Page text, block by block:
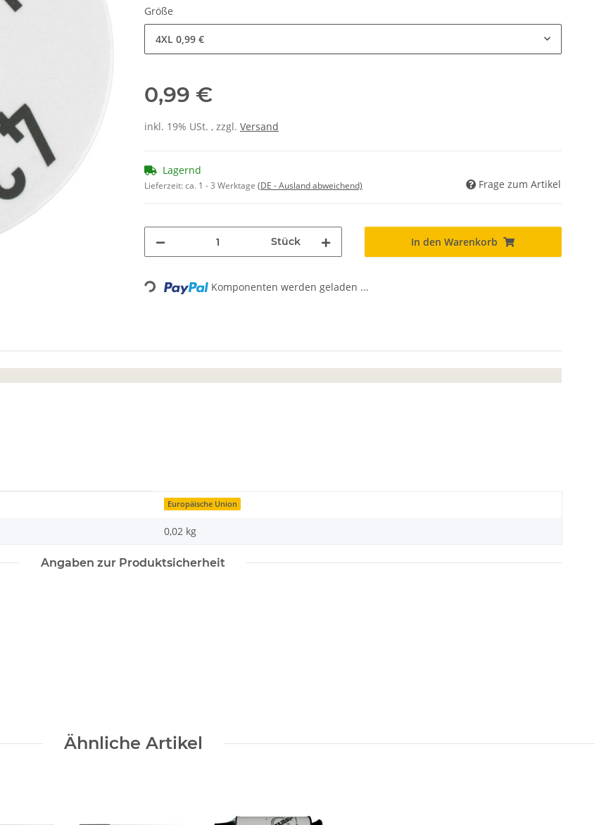
Größe
4XL 0,99 €
0,99 €
inkl. 19% USt. , zzgl. Versand
Lagernd
Lieferzeit:ca. 1 - 3 Werktage (DE - Ausland abweichend) Frage zum Artikel
Stück In den Warenkorb
Loading... Komponenten werden geladen ...
Europäische Union
0,02 kg
Angaben zur Produktsicherheit
Ähnliche Artikel